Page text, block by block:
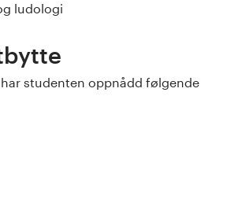
ludologi
studenten oppnådd følgende